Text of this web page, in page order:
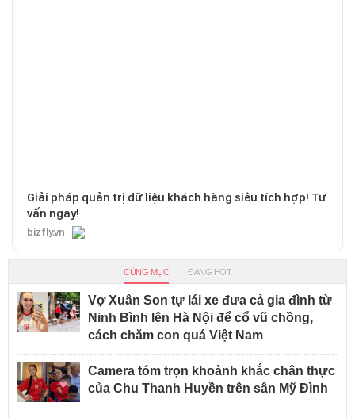
Giải pháp quản trị dữ liệu khách hàng siêu tích hợp! Tư
vấn ngay!
bizfly.vn
CÙNG MỤC ĐANG HOT
Vợ Xuân Son tự lái xe đưa cả gia đình từ
Ninh Bình lên Hà Nội để cổ vũ chồng,
cách chăm con quá Việt Nam
Camera tóm trọn khoảnh khắc chân thực
của Chu Thanh Huyền trên sân Mỹ Đình